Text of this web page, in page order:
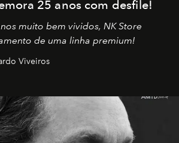
25 anos com desfile!
muito bem vividos, NK Store
de uma linha premium!
Viveiros